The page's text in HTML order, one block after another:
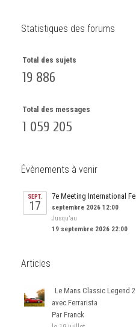
Statistiques des forums
Total des sujets
19 886
Total des messages
1 059 205
Évènements à venir
SEPT.
17
7e Meeting International
septembre 2026 12:00
Jusqu’au
19 septembre 2026 22:00
Articles
Le Mans Classic Legend
avec Ferrarista
Par Franck